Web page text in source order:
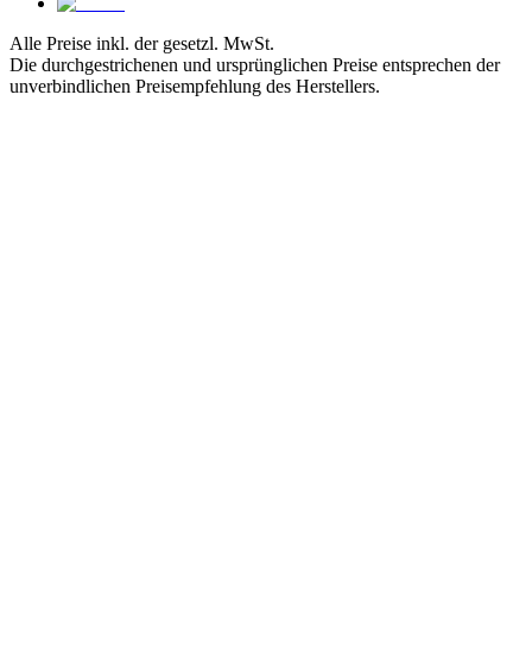
Alle Preise inkl. der gesetzl. MwSt.
Die durchgestrichenen und ursprünglichen Preise entsprechen der
unverbindlichen Preisempfehlung des Herstellers.